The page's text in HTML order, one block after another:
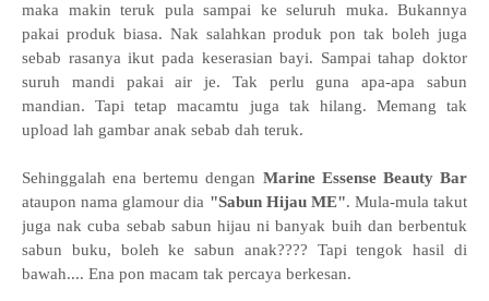
maka makin teruk pula sampai ke seluruh muka. Bukannya
pakai produk biasa. Nak salahkan produk pon tak boleh juga
sebab rasanya ikut pada keserasian bayi. Sampai tahap doktor
suruh mandi pakai air je. Tak perlu guna apa-apa sabun
mandian. Tapi tetap macamtu juga tak hilang. Memang tak
upload lah gambar anak sebab dah teruk.
Sehinggalah ena bertemu dengan Marine Essense Beauty Bar
ataupon nama glamour dia "Sabun Hijau ME". Mula-mula takut
juga nak cuba sebab sabun hijau ni banyak buih dan berbentuk
sabun buku, boleh ke sabun anak???? Tapi tengok hasil di
bawah.... Ena pon macam tak percaya berkesan.